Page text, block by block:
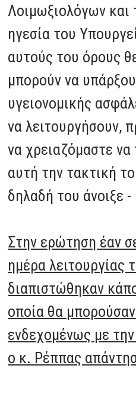
Λοιμωξιολόγων και
ηγεσία του
αυτούς του όρους
μπορούν να
υγειονομικής
να λειτουργήσουν,
να χρειαζόμαστε να
αυτή την τακτική
δηλαδή του άνοιξε -
Στην ερώτηση έαν
ημέρα λειτουργίας
διαπιστώθηκαν
οποία θα
ενδεχομένως με
ο κ. Ρέππας